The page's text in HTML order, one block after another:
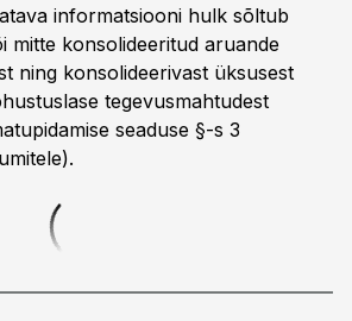
informatsiooni hulk sõltub
mitte konsolideeritud aruande
ning konsolideerivast üksusest
tegevusmahtudest
seaduse §-s 3